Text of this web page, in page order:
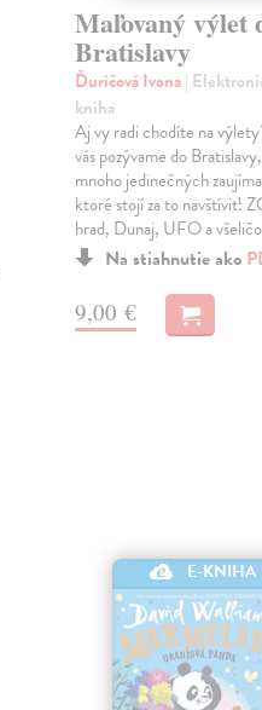
Maľovaný výlet
Bratislavy
Ďuričová Ivona|
kniha
Aj vy radi chodíte na
vás pozývame do
mnoho jedinečných
ktoré stojí za to navštíviť:
hrad, Dunaj, UFO a
Na stiahnutie ako
9,00 €
E-KNIHA